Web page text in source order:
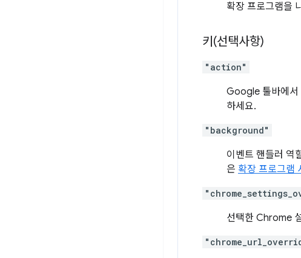
확장 프로그램을
키(선택사항)
"action"
Google 툴바에서
하세요.
"background"
이벤트 핸들러 역
은 확장 프로그램
선택한 Chrome